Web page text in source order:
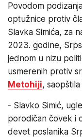
Povodom
optužnice protiv
Slavka Simića, za
2023. godine,
jednom u nizu
usmerenih protiv
Metohiji,
- Slavko Simić,
porodičan čovek i
devet poslanika